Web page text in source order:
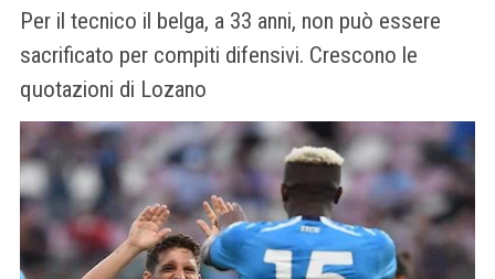
Per il tecnico il belga, a 33 anni, non può essere
sacrificato per compiti difensivi. Crescono le
quotazioni di Lozano